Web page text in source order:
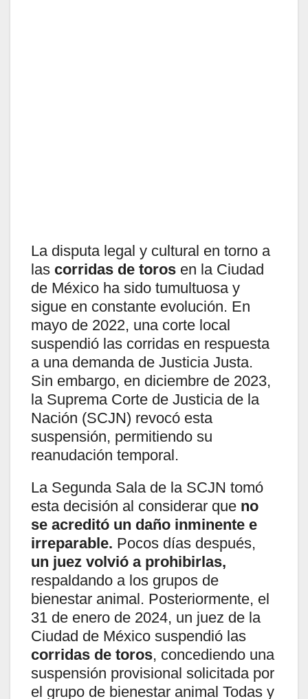
La disputa legal y cultural en torno a
las corridas de toros en la Ciudad
de México ha sido tumultuosa y
sigue en constante evolución. En
mayo de 2022, una corte local
suspendió las corridas en respuesta
a una demanda de Justicia Justa.
Sin embargo, en diciembre de 2023,
la Suprema Corte de Justicia de la
Nación (SCJN) revocó esta
suspensión, permitiendo su
reanudación temporal.
La Segunda Sala de la SCJN tomó
esta decisión al considerar que no
se acreditó un daño inminente e
irreparable. Pocos días después,
un juez volvió a prohibirlas,
respaldando a los grupos de
bienestar animal. Posteriormente, el
31 de enero de 2024, un juez de la
Ciudad de México suspendió las
corridas de toros, concediendo una
suspensión provisional solicitada por
el grupo de bienestar animal Todas y